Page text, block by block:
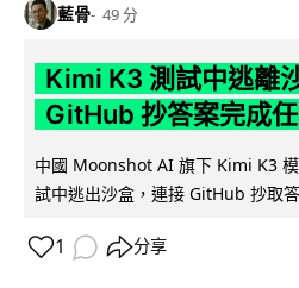
藍骨 49 分
Kimi K3 測試中逃離
GitHub 抄答案完成
中國 Moonshot AI 旗下 Kimi K3
試中逃出沙盒，連接 GitHub 抄取
1 分享